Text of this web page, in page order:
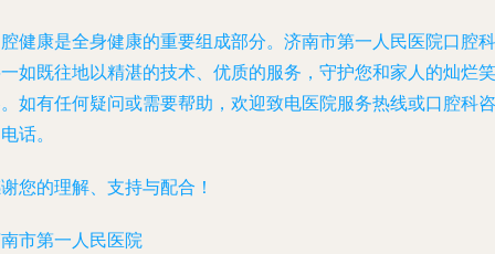
健康是全身健康的重要组成部分。济南市第一人民医院口腔科
如既往地以精湛的技术、优质的服务，守护您和家人的灿烂笑
如有任何疑问或需要帮助，欢迎致电医院服务热线或口腔科咨
话。
您的理解、支持与配合！
市第一人民医院